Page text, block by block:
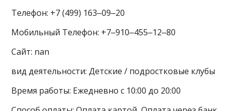
Телефон: +7 (499) 163‒09‒20
Мобильный Телефон: +7‒910‒455‒12‒80
Сайт: nan
вид деятельности: Детские / подростковые клубы
Время работы: Ежедневно с 10:00 до 20:00